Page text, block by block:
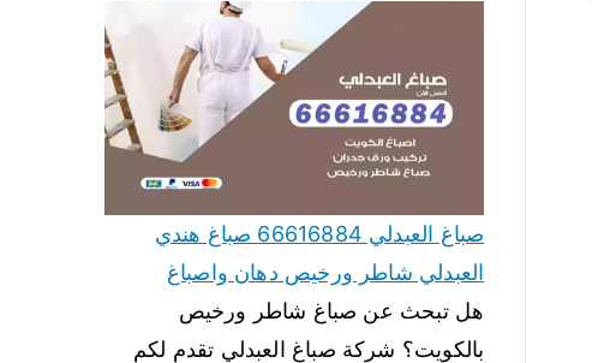
صباغ العبدلي 66616884 صباغ هندي
العبدلي شاطر ورخيص دهان واصباغ
هل تبحث عن صباغ شاطر ورخيص
بالكويت؟ شركة صباغ العبدلي تقدم لكم